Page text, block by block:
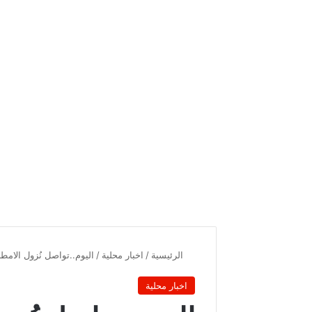
الرئيسية / اخبار محلية / اليوم..تواصل نُزول
اخبار محلية